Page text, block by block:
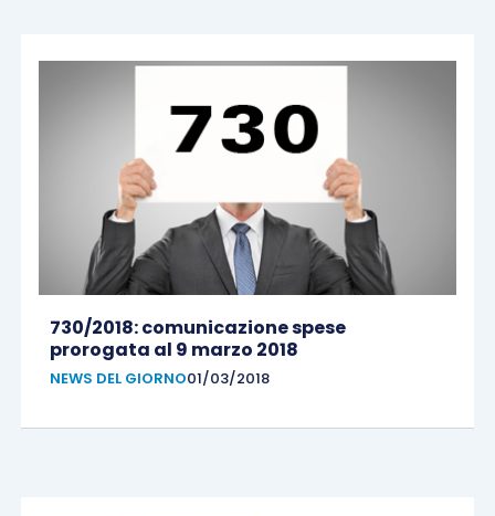
730/2018: comunicazione spese
prorogata al 9 marzo 2018
NEWS DEL GIORNO01/03/2018